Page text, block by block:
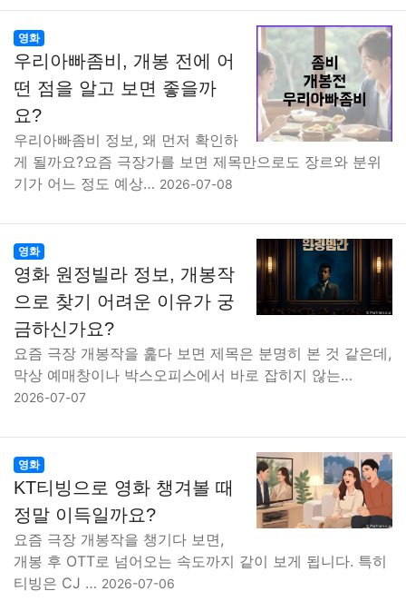
영화
우리아빠좀비, 개봉 전에 어
떤 점을 알고 보면 좋을까
요?
우리아빠좀비 정보, 왜 먼저 확인하
게 될까요?요즘 극장가를 보면 제목만으로도 장르와 분위
기가 어느 정도 예상… 2026-07-08
영화
영화 원정빌라 정보, 개봉작
으로 찾기 어려운 이유가 궁
금하신가요?
요즘 극장 개봉작을 훑다 보면 제목은 분명히 본 것 같은데,
막상 예매창이나 박스오피스에서 바로 잡히지 않는…
2026-07-07
영화
KT티빙으로 영화 챙겨볼 때
정말 이득일까요?
요즘 극장 개봉작을 챙기다 보면,
개봉 후 OTT로 넘어오는 속도까지 같이 보게 됩니다. 특히
티빙은 CJ … 2026-07-06